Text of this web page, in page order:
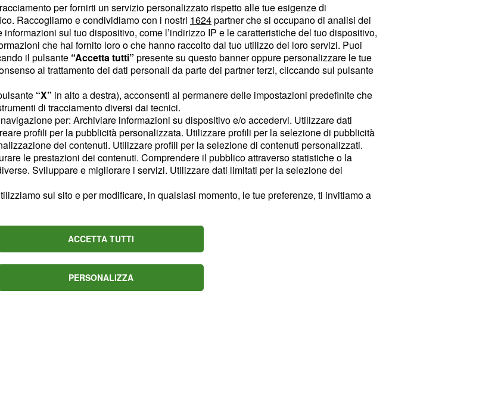
ore
della terza
probabilmente
daGiordano
in sospeso,
già da
Maggio,
e Donne alla
vita a un
"Gilufar" al falò.
per fornirti un servizio personalizzato rispetto alle tue esigenze di
Raccogliamo e condividiamo con i nostri 1624partner che si occupano di analisi dei
sul tuo dispositivo, come l’indirizzo IP e le caratteristiche del tuo dispositivo,
che hai fornito loro o che hanno raccolto dal tuo utilizzo dei loro servizi. Puoi
il pulsante “Accetta tutti” presente su questo banner oppure personalizzare le tue
al trattamento dei dati personali da parte dei partner terzi, cliccando sul pulsante
“X” in alto a destra), acconsenti al permanere delle impostazioni predefinite che
di tracciamento diversi dai tecnici.
per: Archiviare informazioni su dispositivo e/o accedervi. Utilizzare dati
profili per la pubblicità personalizzata. Utilizzare profili per la selezione di pubblicità
dei contenuti. Utilizzare profili per la selezione di contenuti personalizzati.
le prestazioni dei contenuti. Comprendere il pubblico attraverso statistiche o la
Sviluppare e migliorare i servizi. Utilizzare dati limitati per la selezione dei
sul sito e per modificare, in qualsiasi momento, le tue preferenze, ti invitiamo a
ACCETTA TUTTI
PERSONALIZZA